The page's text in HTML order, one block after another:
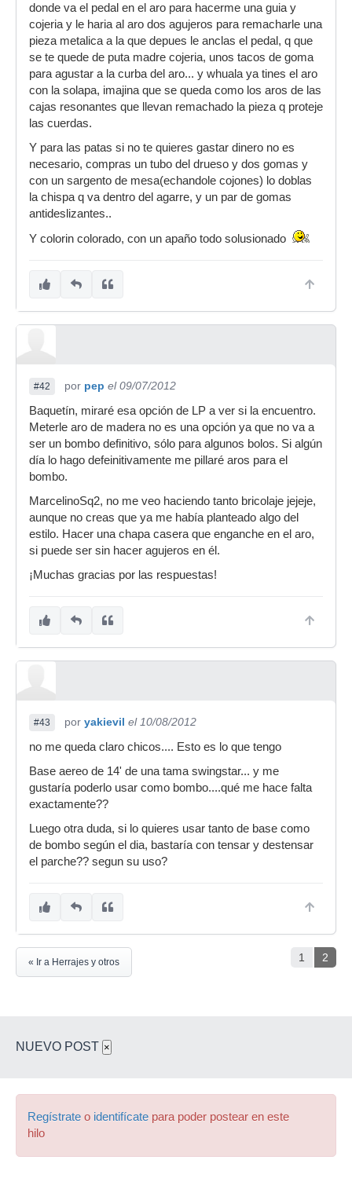
donde va el pedal en el aro para hacerme una guia y
cojeria y le haria al aro dos agujeros para remacharle una
pieza metalica a la que depues le anclas el pedal, q que
se te quede de puta madre cojeria, unos tacos de goma
para agustar a la curba del aro... y whuala ya tines el aro
con la solapa, imajina que se queda como los aros de las
cajas resonantes que llevan remachado la pieza q proteje
las cuerdas.
Y para las patas si no te quieres gastar dinero no es
necesario, compras un tubo del drueso y dos gomas y
con un sargento de mesa(echandole cojones) lo doblas
la chispa q va dentro del agarre, y un par de gomas
antideslizantes..
Y colorin colorado, con un apaño todo solusionado
#42 por pep el 09/07/2012
Baquetín, miraré esa opción de LP a ver si la encuentro.
Meterle aro de madera no es una opción ya que no va a
ser un bombo definitivo, sólo para algunos bolos. Si algún
día lo hago defeinitivamente me pillaré aros para el
bombo.
MarcelinoSq2, no me veo haciendo tanto bricolaje jejeje,
aunque no creas que ya me había planteado algo del
estilo. Hacer una chapa casera que enganche en el aro,
si puede ser sin hacer agujeros en él.
¡Muchas gracias por las respuestas!
#43 por yakievil el 10/08/2012
no me queda claro chicos.... Esto es lo que tengo
Base aereo de 14' de una tama swingstar... y me
gustaría poderlo usar como bombo....qué me hace falta
exactamente??
Luego otra duda, si lo quieres usar tanto de base como
de bombo según el dia, bastaría con tensar y destensar
el parche?? segun su uso?
1 2
« Ir a Herrajes y otros
NUEVO POST ×
Regístrate o identifícate para poder postear en este
hilo